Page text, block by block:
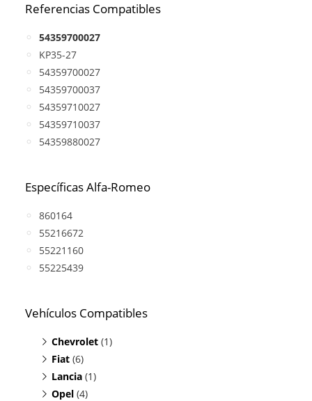
Referencias Compatibles
54359700027
KP35-27
54359700027
54359700037
54359710027
54359710037
54359880027
Específicas Alfa-Romeo
860164
55216672
55221160
55225439
Vehículos Compatibles
Chevrolet (1)
Aveo 1.3 D
Fiat (6)
Doblo 1.3 JTDM
Fiorino 1.3 JTDM
Lancia (1)
Musa 1.3 JTDM
Opel (4)